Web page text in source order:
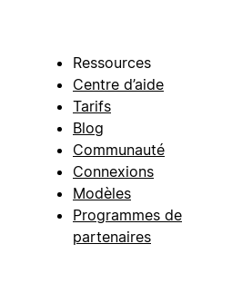
Ressources
Centre d’aide
Tarifs
Blog
Communauté
Connexions
Modèles
Programmes de
partenaires